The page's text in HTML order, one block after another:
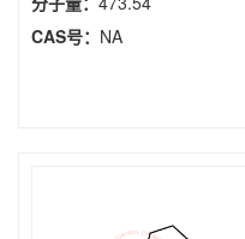
CAS号： NA